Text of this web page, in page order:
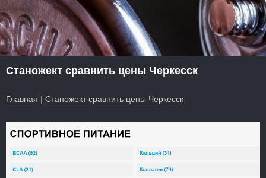
Станожект сравнить цены Черкесск
Главная | Станожект сравнить цены Черкесск